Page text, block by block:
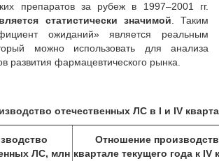
препаратов за рубеж в 1997–2001 гг.
статистически значимой . Таким
ожиданий» является реальным
можно использовать для анализа
развития фармацевтического рынка.
отечественных ЛС в I и IV
ЛС, млн
Отношение
квартале текущего года к IV